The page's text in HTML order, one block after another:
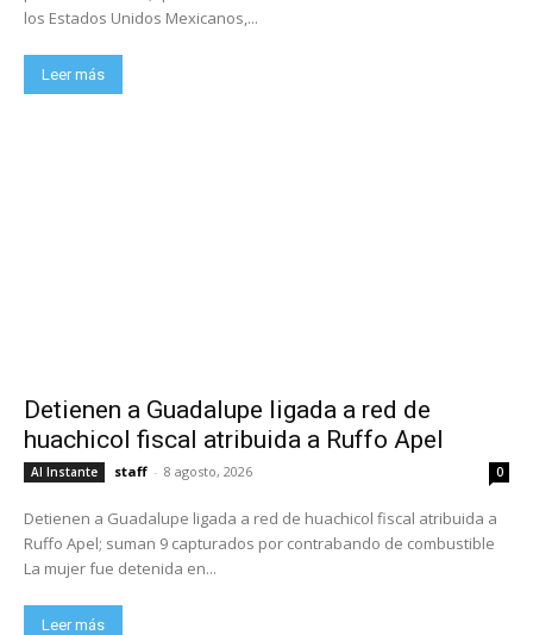
los Estados Unidos Mexicanos,...
Leer más
Detienen a Guadalupe ligada a red de
huachicol fiscal atribuida a Ruffo Apel
Al Instante staff - 8 agosto, 2026 0
Detienen a Guadalupe ligada a red de huachicol fiscal atribuida a
Ruffo Apel; suman 9 capturados por contrabando de combustible
La mujer fue detenida en...
Leer más